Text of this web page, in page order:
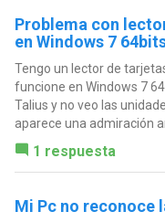
Problema con
en Windows 7
Tengo un lector de
funcione en Windows 7
Talius y no veo las
aparece una admiración
1 respuesta
Mi Pc no reconoce